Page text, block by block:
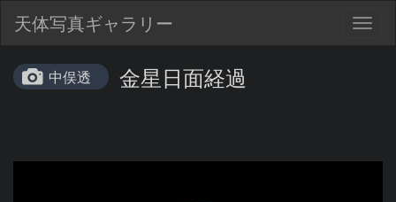
天体写真ギャラリー
中俣透 金星日面経過